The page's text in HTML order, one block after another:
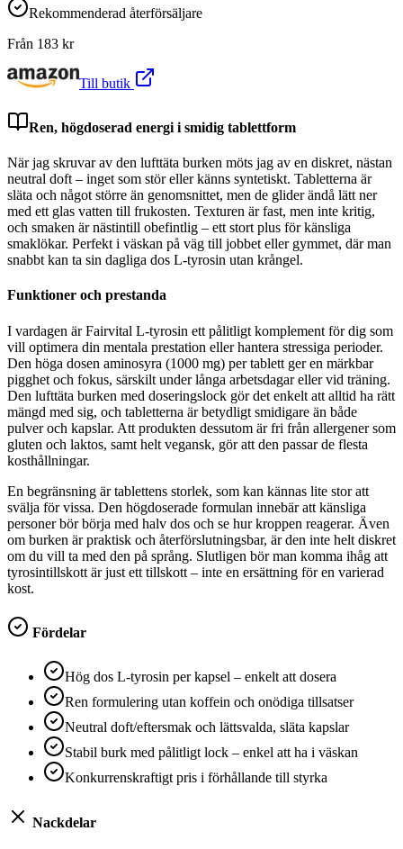
Rekommenderad återförsäljare
Från 183 kr
Till butik
Ren, högdoserad energi i smidig tablettform
När jag skruvar av den lufttäta burken möts jag av en diskret, nästan
neutral doft – inget som stör eller känns syntetiskt. Tabletterna är
släta och något större än genomsnittet, men de glider ändå lätt ner
med ett glas vatten till frukosten. Texturen är fast, men inte kritig,
och smaken är nästintill obefintlig – ett stort plus för känsliga
smaklökar. Perfekt i väskan på väg till jobbet eller gymmet, där man
snabbt kan ta sin dagliga dos L-tyrosin utan krångel.
Funktioner och prestanda
I vardagen är Fairvital L-tyrosin ett pålitligt komplement för dig som
vill optimera din mentala prestation eller hantera stressiga perioder.
Den höga dosen aminosyra (1000 mg) per tablett ger en märkbar
pigghet och fokus, särskilt under långa arbetsdagar eller vid träning.
Den lufttäta burken med doseringslock gör det enkelt att alltid ha rätt
mängd med sig, och tabletterna är betydligt smidigare än både
pulver och kapslar. Att produkten dessutom är fri från allergener som
gluten och laktos, samt helt vegansk, gör att den passar de flesta
kosthållningar.
En begränsning är tablettens storlek, som kan kännas lite stor att
svälja för vissa. Den högdoserade formulan innebär att känsliga
personer bör börja med halv dos och se hur kroppen reagerar. Även
om burken är praktisk och återförslutningsbar, är den inte helt diskret
om du vill ta med den på språng. Slutligen bör man komma ihåg att
tyrosintillskott är just ett tillskott – inte en ersättning för en varierad
kost.
Fördelar
Hög dos L-tyrosin per kapsel – enkelt att dosera
Ren formulering utan koffein och onödiga tillsatser
Neutral doft/eftersmak och lättsvalda, släta kapslar
Stabil burk med pålitligt lock – enkel att ha i väskan
Konkurrenskraftigt pris i förhållande till styrka
Nackdelar